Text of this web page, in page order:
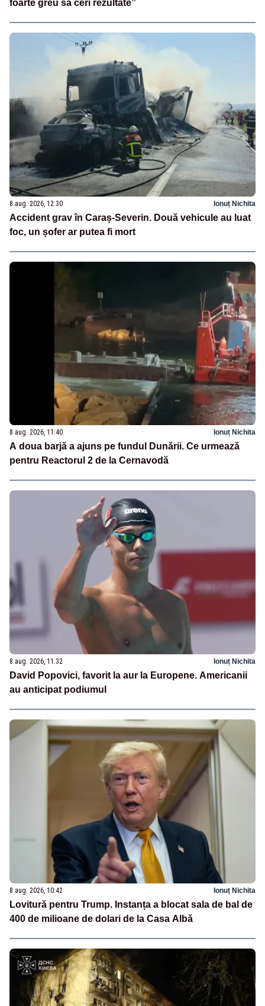
foarte greu să ceri rezultate”
8 aug. 2026, 12:30 Ionuț Nichita
Accident grav în Caraș-Severin. Două vehicule au luat
foc, un șofer ar putea fi mort
8 aug. 2026, 11:40 Ionuț Nichita
A doua barjă a ajuns pe fundul Dunării. Ce urmează
pentru Reactorul 2 de la Cernavodă
8 aug. 2026, 11:32 Ionuț Nichita
David Popovici, favorit la aur la Europene. Americanii
au anticipat podiumul
8 aug. 2026, 10:42 Ionuț Nichita
Lovitură pentru Trump. Instanța a blocat sala de bal de
400 de milioane de dolari de la Casa Albă